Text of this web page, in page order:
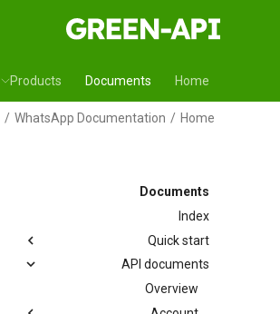
Home
Documents
Products
Home
WhatsApp Documentation
Documents
Index
Quick start
API documents
Overview